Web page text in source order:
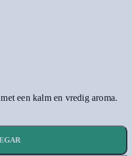
een kalm en vredig aroma.